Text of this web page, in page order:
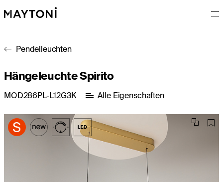
Pendelleuchten
Hängeleuchte Spirito
MOD286PL-L12G3K Alle Eigenschaften